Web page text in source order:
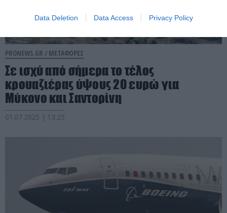
Data Deletion Data Access Privacy Policy
PRONEWS.GR / ΜΕΤΑΦΟΡΕΣ
Σε ισχύ από σήμερα το τέλος
κρουαζιέρας ύψους 20 ευρώ για
Μύκονο και Σαντορίνη
01.07.2025 | 13:25